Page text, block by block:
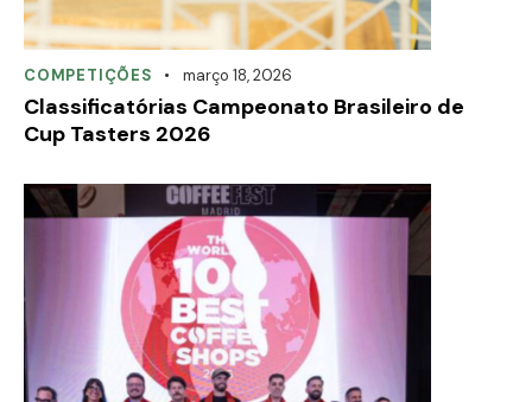
COMPETIÇÕES março 18, 2026
Classificatórias Campeonato Brasileiro de
Cup Tasters 2026